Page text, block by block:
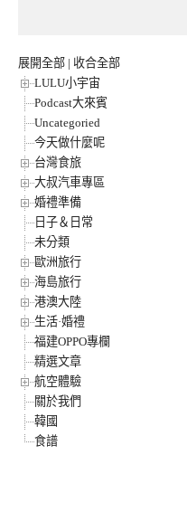
展開全部 | 收合全部
LULU小宇宙
Podcast大來賓
Uncategoried
今天做什麼呢
台灣食旅
大叔汽車專區
婚禮準備
日子＆日常
未分類
歐洲旅行
海島旅行
港澳大陸
生活·婚禮
福建OPPO專欄
精選文章
航空體驗
關於我們
韓國
食譜